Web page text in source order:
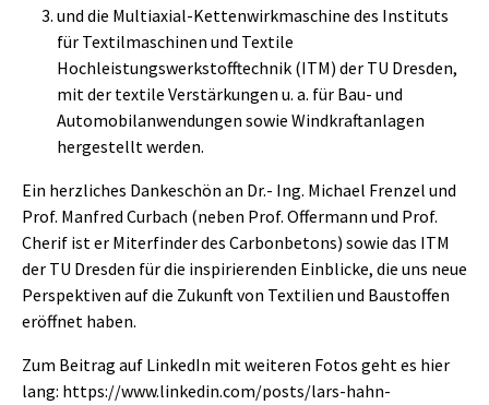
und die Multiaxial-Kettenwirkmaschine des Instituts
für Textilmaschinen und Textile
Hochleistungswerkstofftechnik (ITM) der TU Dresden,
mit der textile Verstärkungen u. a. für Bau- und
Automobilanwendungen sowie Windkraftanlagen
hergestellt werden.
Ein herzliches Dankeschön an Dr.- Ing. Michael Frenzel und
Prof. Manfred Curbach (neben Prof. Offermann und Prof.
Cherif ist er Miterfinder des Carbonbetons) sowie das ITM
der TU Dresden für die inspirierenden Einblicke, die uns neue
Perspektiven auf die Zukunft von Textilien und Baustoffen
eröffnet haben.
Zum Beitrag auf LinkedIn mit weiteren Fotos geht es hier
lang: https://www.linkedin.com/posts/lars-hahn-